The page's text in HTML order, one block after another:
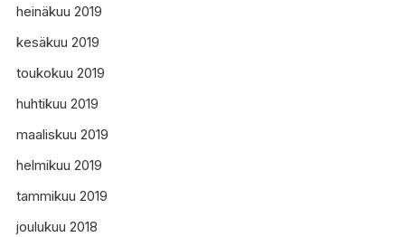
heinäkuu 2019
kesäkuu 2019
toukokuu 2019
huhtikuu 2019
maaliskuu 2019
helmikuu 2019
tammikuu 2019
joulukuu 2018